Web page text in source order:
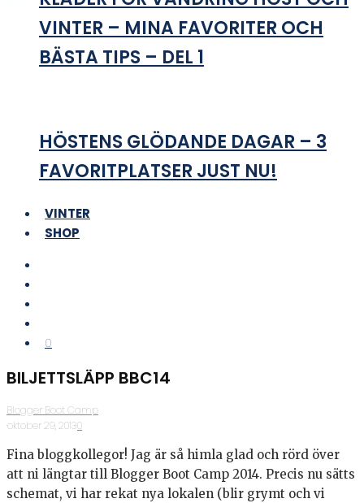
VINTER – MINA FAVORITER OCH
BÄSTA TIPS – DEL 1
HÖSTENS GLÖDANDE DAGAR – 3
FAVORITPLATSER JUST NU!
VINTER
SHOP
0
BILJETTSLÄPP BBC14
Blogger Boot Camp
·oktober 29, 2013·0
Fina bloggkollegor! Jag är så himla glad och rörd över
att ni längtar till Blogger Boot Camp 2014. Precis nu sätts
schemat, vi har rekat nya lokalen (blir grymt och vi